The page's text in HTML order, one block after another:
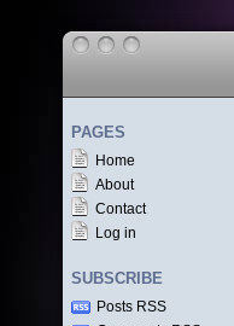
PAGES
Home
About
Contact
Log in
SUBSCRIBE
Posts RSS